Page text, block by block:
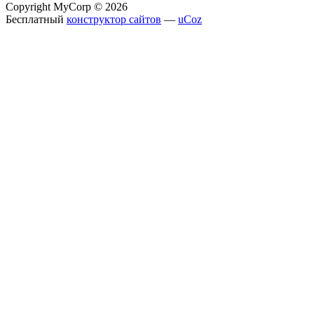
Copyright MyCorp © 2026
Бесплатный конструктор сайтов — uCoz